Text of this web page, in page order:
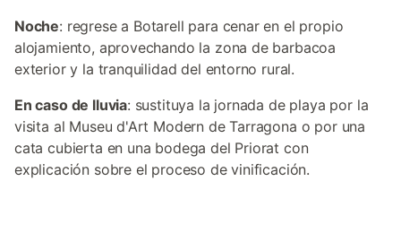
Noche: regrese a Botarell para cenar en el propio
alojamiento, aprovechando la zona de barbacoa
exterior y la tranquilidad del entorno rural.
En caso de lluvia: sustituya la jornada de playa por la
visita al Museu d'Art Modern de Tarragona o por una
cata cubierta en una bodega del Priorat con
explicación sobre el proceso de vinificación.